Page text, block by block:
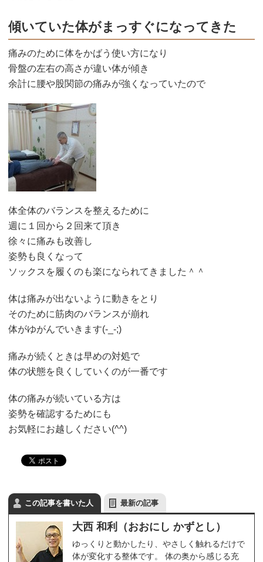
傾いていた体がまっすぐになってきた
痛みのために体をかばう使い方になり
骨盤の左右の高さが違い体が傾き
余計に腰や股関節の痛みが強くなっていたので
体全体のバランスを整えるために
週に１回から２回来て頂き
徐々に痛みも改善し
姿勢も良くなって
ソックスを履くのも楽になられてきました＾＾
体は痛みが出ないように動きをとり
そのために筋肉のバランスが崩れ
体がゆがんでいきます(-_-;)
痛みが続くときは早めの対処で
体の状態を良くしていくのが一番です
体の痛みが続いている方は
姿勢を確認するためにも
お気軽にお越しください(^^)
この記事を書いた人 最新の記事
大西 和利（おおにし かずとし）
ゆっくりと動かしたり、やさしく触れるだけで
体が変化する整体です。 体の奥から感じる充